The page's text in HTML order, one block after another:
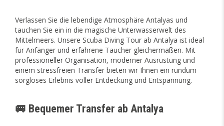
Verlassen Sie die lebendige Atmosphäre Antalyas und
tauchen Sie ein in die magische Unterwasserwelt des
Mittelmeers. Unsere Scuba Diving Tour ab Antalya ist ideal
für Anfänger und erfahrene Taucher gleichermaßen. Mit
professioneller Organisation, moderner Ausrüstung und
einem stressfreien Transfer bieten wir Ihnen ein rundum
sorgloses Erlebnis voller Entdeckung und Entspannung.
🚐 Bequemer Transfer ab Antalya